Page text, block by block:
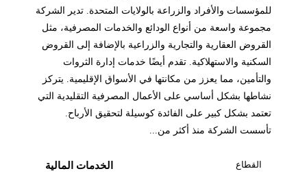
للمؤسسات والأفراد والزراعة بالولايات المتحدة. تدير الشركة
مجموعة واسعة من أنواع الودائع والخدمات المصرفية، مثل
القروض العقارية والتجارية والزراعية بالإضافة إلى القروض
السكنية والاستهلاكية. تقدم أيضًا خدمات إدارة الثروات
والتأمين، مما يعزز من مكانتها في الأسواق الإقليمية. يتركز
نشاطها بشكل أساسي على الأعمال المصرفية التقليدية التي
تعتمد بشكل كبير على الفائدة كوسيلة لتحقيق الأرباح.
تأسست الشركة منذ أكثر من...
القطاع الخدمات المالية